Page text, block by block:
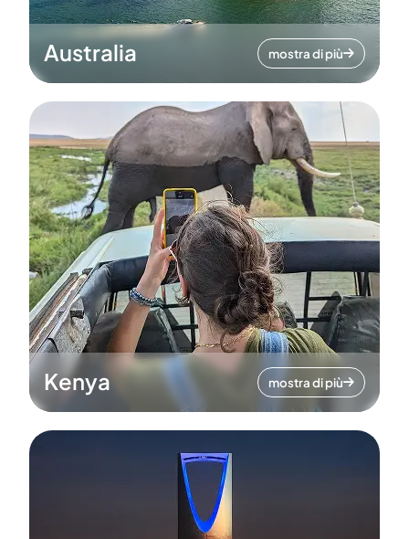
Australia mostra di più
Kenya mostra di più